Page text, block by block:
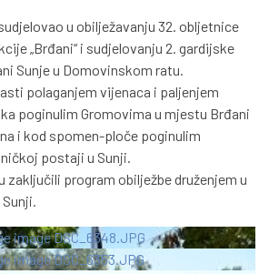
u obilježavanju 32. obljetnice
„Brđani“ i sudjelovanju 2. gardijske
Sunje u Domovinskom ratu.
polaganjem vijenaca i paljenjem
poginulim Gromovima u mjestu Brđani
i kod spomen-ploče poginulim
postaji u Sunji.
zaključili program obilježbe druženjem u